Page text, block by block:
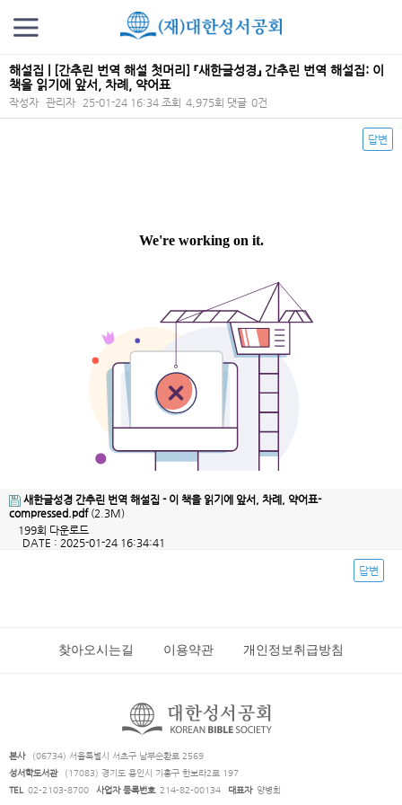
해설집 | [간추린 번역 해설 첫머리] 『새한글성경』 간추린 번역 해설집: 이
책을 읽기에 앞서, 차례, 약어표
작성자 관리자 25-01-24 16:34 조회 4,975회 댓글 0건
답변
새한글성경 간추린 번역 해설집 - 이 책을 읽기에 앞서, 차례, 약어표-
compressed.pdf(2.3M)
199회 다운로드
DATE : 2025-01-24 16:34:41
답변
찾아오시는길 이용약관 개인정보취급방침
본사
(06734) 서울특별시 서초구 남부순환로 2569
성서학도서관
(17083) 경기도 용인시 기흥구 한보라2로 197
TEL 02-2103-8700 사업자 등록번호 214-82-00134 대표자 양병희